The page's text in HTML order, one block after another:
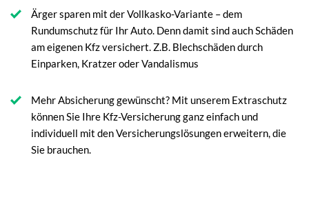
Ärger sparen mit der Vollkasko-Variante – dem
Rundumschutz für Ihr Auto. Denn damit sind auch Schäden
am eigenen Kfz versichert. Z.B. Blechschäden durch
Einparken, Kratzer oder Vandalismus
Mehr Absicherung gewünscht? Mit unserem Extraschutz
können Sie Ihre Kfz-Versicherung ganz einfach und
individuell mit den Versicherungslösungen erweitern, die
Sie brauchen.